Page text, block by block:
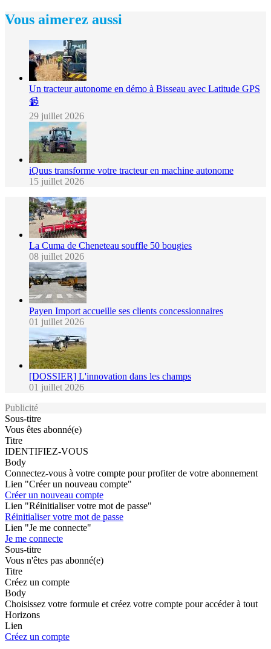
Vous aimerez aussi
Un tracteur autonome en démo à Bisseau avec Latitude GPS
📹
29 juillet 2026
iQuus transforme votre tracteur en machine autonome
15 juillet 2026
La Cuma de Cheneteau souffle 50 bougies
08 juillet 2026
Payen Import accueille ses clients concessionnaires
01 juillet 2026
[DOSSIER] L'innovation dans les champs
01 juillet 2026
Publicité
Sous-titre
Vous êtes abonné(e)
Titre
IDENTIFIEZ-VOUS
Body
Connectez-vous à votre compte pour profiter de votre abonnement
Lien "Créer un nouveau compte"
Créer un nouveau compte
Lien "Réinitialiser votre mot de passe"
Réinitialiser votre mot de passe
Lien "Je me connecte"
Je me connecte
Sous-titre
Vous n'êtes pas abonné(e)
Titre
Créez un compte
Body
Choisissez votre formule et créez votre compte pour accéder à tout
Horizons
Lien
Créez un compte